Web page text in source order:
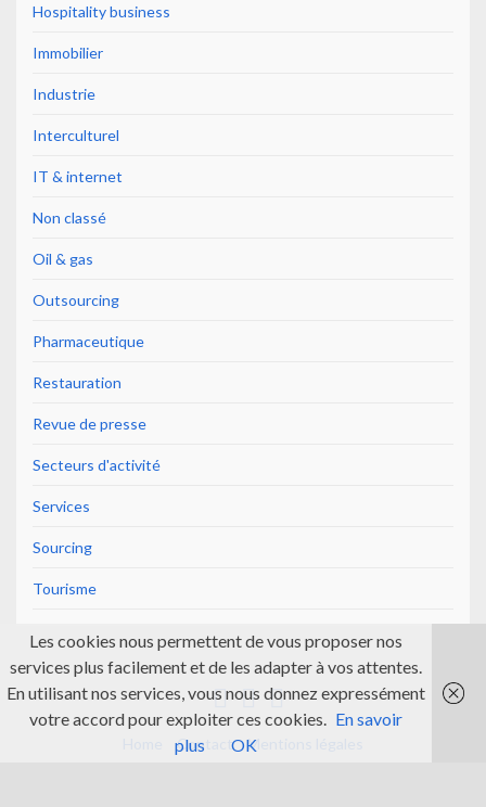
Hospitality business
Immobilier
Industrie
Interculturel
IT & internet
Non classé
Oil & gas
Outsourcing
Pharmaceutique
Restauration
Revue de presse
Secteurs d'activité
Services
Sourcing
Tourisme
Contact Mentions légales
Les cookies nous permettent de vous proposer nos
services plus facilement et de les adapter à vos attentes.
En utilisant nos services, vous nous donnez expressément
votre accord pour exploiter ces cookies. En savoir
plus
OK